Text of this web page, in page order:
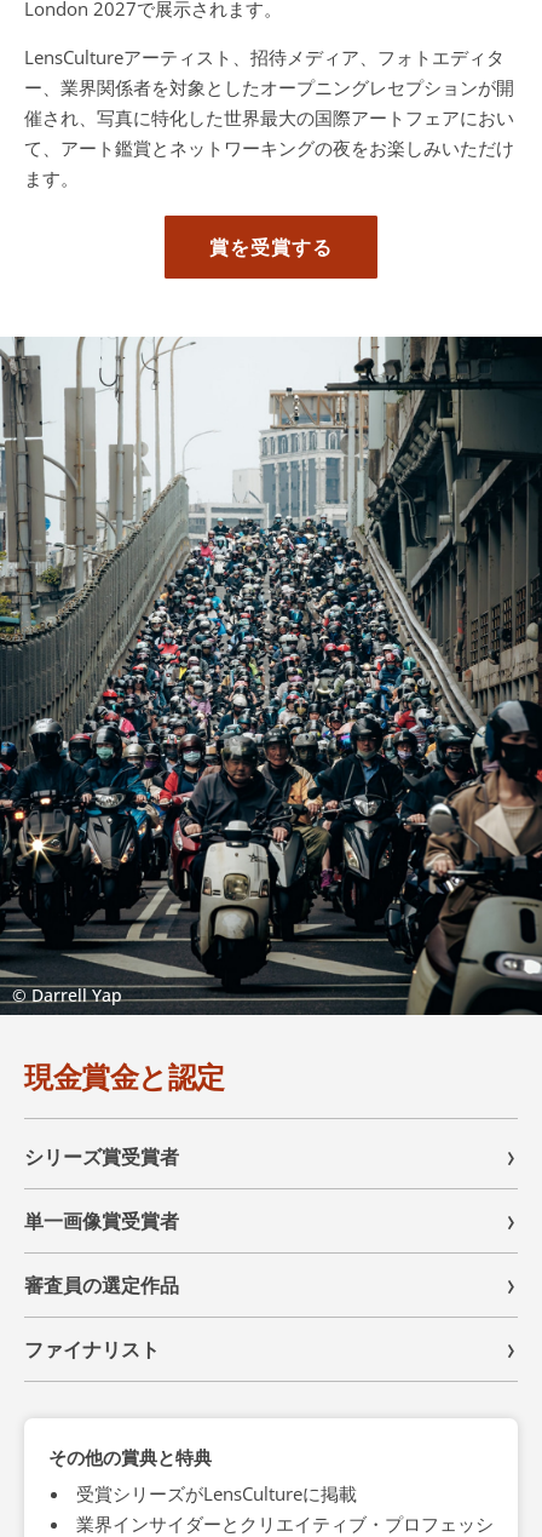
London 2027で展示されます。
LensCultureアーティスト、招待メディア、フォトエディタ
ー、業界関係者を対象としたオープニングレセプションが開
催され、写真に特化した世界最大の国際アートフェアにおい
て、アート鑑賞とネットワーキングの夜をお楽しみいただけ
ます。
賞を受賞する
© Darrell Yap
現金賞金と認定
シリーズ賞受賞者
単一画像賞受賞者
審査員の選定作品
ファイナリスト
その他の賞典と特典
受賞シリーズがLensCultureに掲載
業界インサイダーとクリエイティブ・プロフェッシ